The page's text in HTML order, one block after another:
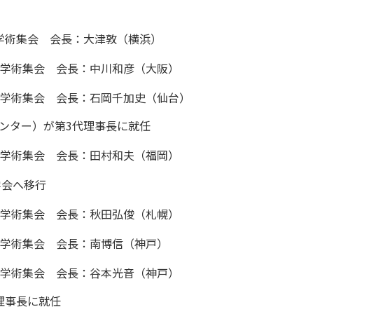
集会 会長：大津敦（横浜）
術集会 会長：中川和彦（大阪）
術集会 会長：石岡千加史（仙台）
ター）が第3代理事長に就任
術集会 会長：田村和夫（福岡）
へ移行
術集会 会長：秋田弘俊（札幌）
術集会 会長：南博信（神戸）
術集会 会長：谷本光音（神戸）
事長に就任